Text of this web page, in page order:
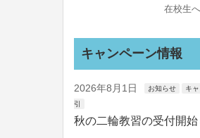
在校生
キャンペーン情報
2026年8月1日 お知らせ キ
引
秋の二輪教習の受付開始